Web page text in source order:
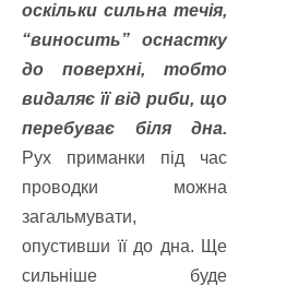
оскільки сильна течія,
“виносить” оснастку
до поверхні, тобто
видаляє її від риби, що
перебуває біля дна.
Рух приманки під час
проводки можна
загальмувати,
опустивши її до дна. Ще
сильніше буде